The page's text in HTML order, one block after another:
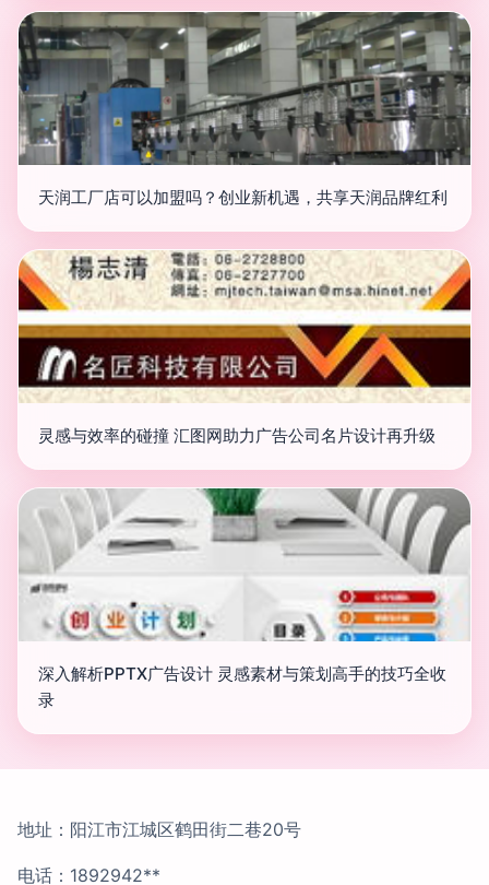
天润工厂店可以加盟吗？创业新机遇，共享天润品牌红利
灵感与效率的碰撞 汇图网助力广告公司名片设计再升级
深入解析PPTX广告设计 灵感素材与策划高手的技巧全收
录
地址：阳江市江城区鹤田街二巷20号
电话：1892942**